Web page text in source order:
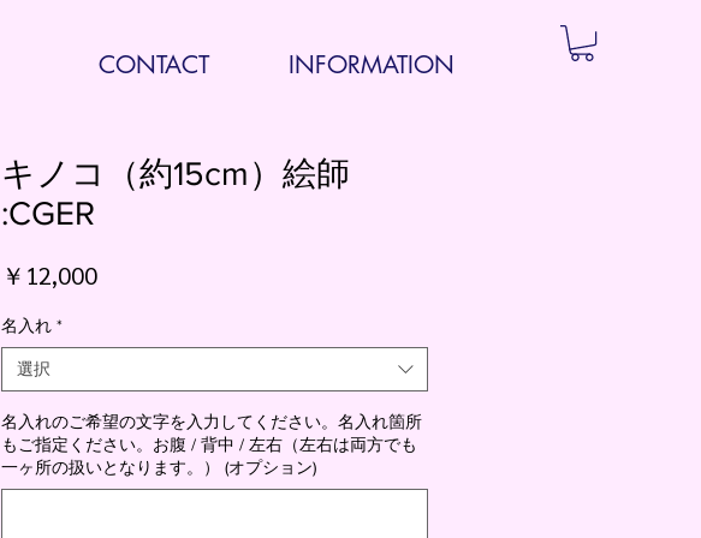
CONTACT INFORMATION
キノコ（約15cm）絵師
:CGER
￥12,000価
名入れ *
選択
名入れのご希望の文字を入力してください。名入れ箇所
もご指定ください。お腹 / 背中 / 左右（左右は両方でも
一ヶ所の扱いとなります。） (オプション)